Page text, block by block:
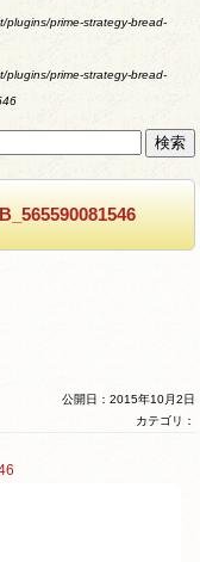
prime-strategy-bread-
prime-strategy-bread-
公開日：2015年10月2日
カテゴリ：